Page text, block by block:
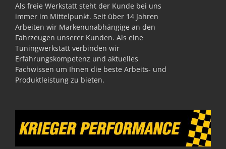
Als freie Werkstatt steht der Kunde bei uns
immer im Mittelpunkt. Seit über 14 Jahren
Arbeiten wir Markenunabhängige an den
Fahrzeugen unserer Kunden. Als eine
Tuningwerkstatt verbinden wir
Erfahrungskompetenz und aktuelles
Fachwissen um Ihnen die beste Arbeits- und
Produktleistung zu bieten.